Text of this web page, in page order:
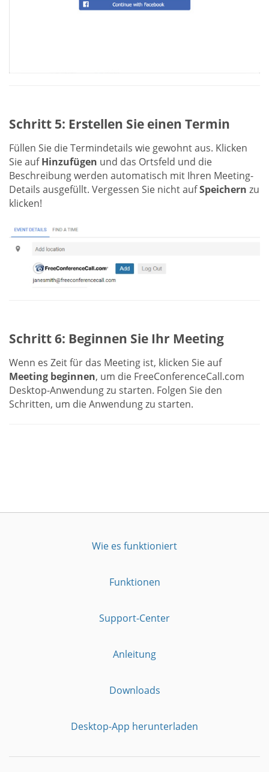
Schritt 5: Erstellen Sie einen Termin
Füllen Sie die Termindetails wie gewohnt aus. Klicken
Sie aufHinzufügen und das Ortsfeld und die
Beschreibung werden automatisch mit Ihren Meeting-
Details ausgefüllt. Vergessen Sie nicht aufSpeichern zu
klicken!
Schritt 6: Beginnen Sie Ihr Meeting
Wenn es Zeit für das Meeting ist, klicken Sie auf
Meeting beginnen, um die FreeConferenceCall.com
Desktop-Anwendung zu starten. Folgen Sie den
Schritten, um die Anwendung zu starten.
Wie es funktioniert
Funktionen
Support-Center
Anleitung
Downloads
Desktop-App herunterladen